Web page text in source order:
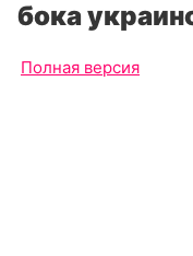
бока
Полная версия